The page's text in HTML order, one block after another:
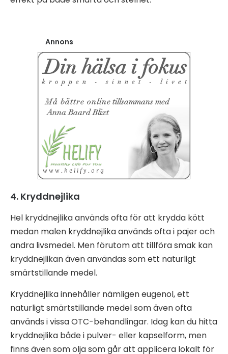
Annons
4. Kryddnejlika
Hel kryddnejlika används ofta för att krydda kött
medan malen kryddnejlika används ofta i pajer och
andra livsmedel. Men förutom att tillföra smak kan
kryddnejlikan även användas som ett naturligt
smärtstillande medel.
Kryddnejlika innehåller nämligen eugenol, ett
naturligt smärtstillande medel som även ofta
används i vissa OTC-behandlingar. Idag kan du hitta
kryddnejlika både i pulver- eller kapselform, men
finns även som olja som går att applicera lokalt för